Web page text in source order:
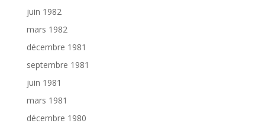
juin 1982
mars 1982
décembre 1981
septembre 1981
juin 1981
mars 1981
décembre 1980